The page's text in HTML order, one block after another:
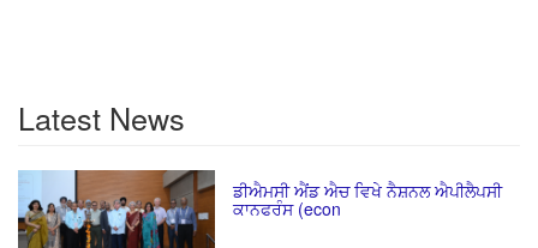
Latest News
ਡੀਐਮਸੀ ਐਂਡ ਐਚ ਵਿਖੇ ਨੈਸ਼ਨਲ ਐਪੀਲੈਪਸੀ
ਕਾਨਫਰੰਸ (econ